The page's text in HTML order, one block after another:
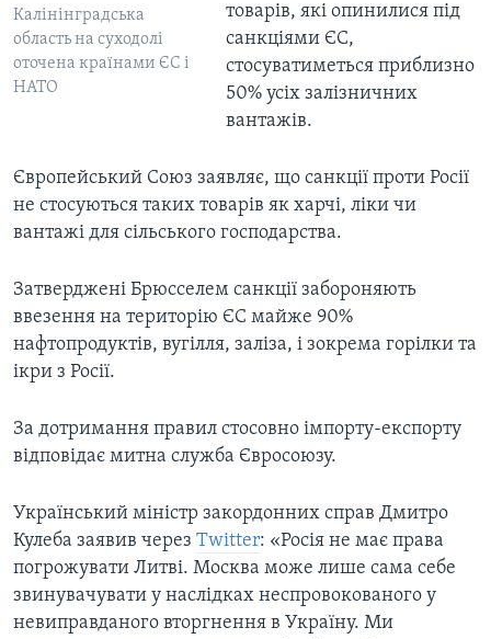
Калінінградська
область на суходолі
оточена країнами ЄС і
НАТО
товарів, які опинилися під
санкціями ЄС,
стосуватиметься приблизно
50% усіх залізничних
вантажів.
Європейський Союз заявляє, що санкції проти Росії
не стосуються таких товарів як харчі, ліки чи
вантажі для сільського господарства.
Затверджені Брюсселем санкції забороняють
ввезення на територію ЄС майже 90%
нафтопродуктів, вугілля, заліза, і зокрема горілки та
ікри з Росії.
За дотримання правил стосовно імпорту-експорту
відповідає митна служба Євросоюзу.
Український міністр закордонних справ Дмитро
Кулеба заявив через Twitter: «Росія не має права
погрожувати Литві. Москва може лише сама себе
звинувачувати у наслідках неспровокованого у
невиправданого вторгнення в Україну. Ми